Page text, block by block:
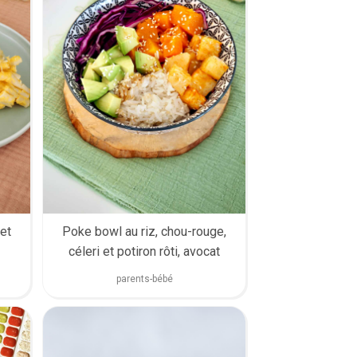
Poke bowl au riz, chou-rouge,
céleri et potiron rôti, avocat
parents-bébé